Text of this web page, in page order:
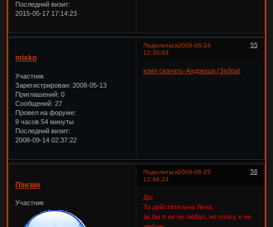
Последний визит:
2015-05-17 17:14:23
Поделиться 55
2008-06-24
12:30:43
misko
Участник
Зарегистрирован: 2008-05-13
Приглашений: 0
Сообщений: 27
Провел на форуме:
9 часов 54 минуты
Последний визит:
2008-09-14 02:37:22
клип скачать-Андрюша (Зебра)
Поделиться 56
2008-06-25
12:46:24
Пінгвін
Участник
Да!
То действтельно Лена.
ак бы я ее не любил, но попсу я не